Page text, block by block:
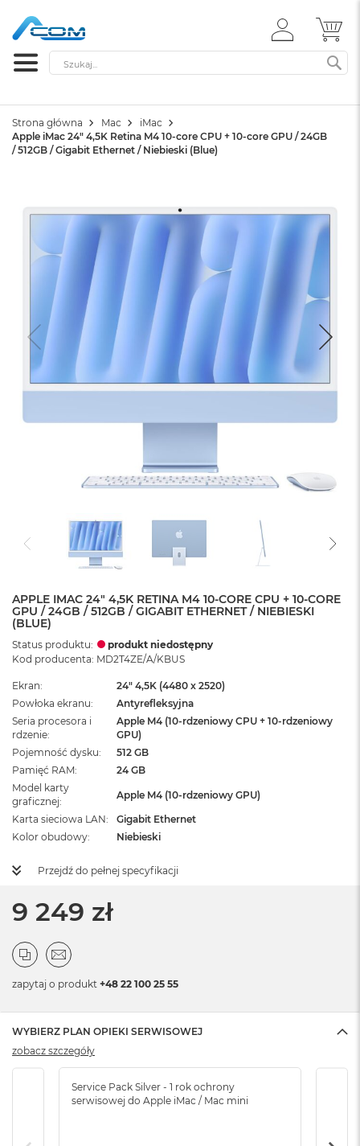
ZALOGUJ
SIĘ
Szukaj
Strona główna Mac
iMac
Apple iMac 24" 4,5K Retina M4 10-core CPU + 10-core GPU / 24GB
/ 512GB / Gigabit Ethernet / Niebieski (Blue)
APPLE IMAC 24" 4,5K RETINA M4 10-CORE CPU + 10-CORE
GPU / 24GB / 512GB / GIGABIT ETHERNET / NIEBIESKI
(BLUE)
Status produktu:
produkt niedostępny
Kod producenta: MD2T4ZE/A/KBUS
Ekran
24" 4,5K (4480 x 2520)
Powłoka ekranu
Antyrefleksyjna
Seria procesora i
rdzenie
Apple M4 (10-rdzeniowy CPU + 10-rdzeniowy
GPU)
Pojemność dysku
512 GB
Pamięć RAM
24 GB
Model karty
graficznej
Apple M4 (10-rdzeniowy GPU)
Karta sieciowa LAN
Gigabit Ethernet
Kolor obudowy
Niebieski
Przejdź do pełnej specyfikacji
9 249 zł
zapytaj o produkt +48 22 100 25 55
WYBIERZ PLAN OPIEKI SERWISOWEJ
Service Pack Silver - 1 rok ochrony
serwisowej do Apple iMac / Mac mini
zobacz szczegóły